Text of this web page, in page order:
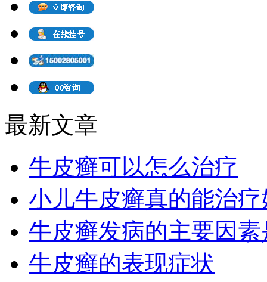
最新文章
牛皮癣可以怎么治疗
小儿牛皮癣真的能治疗
牛皮癣发病的主要因
牛皮癣的表现症状